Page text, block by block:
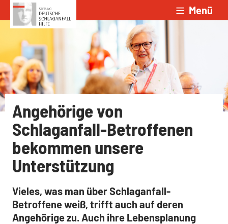
Zum Inhalt springen Menü
Angehörige von
Schlaganfall-Betroffenen
bekommen unsere
Unterstützung
Vieles, was man über Schlaganfall-
Betroffene weiß, trifft auch auf deren
Angehörige zu. Auch ihre Lebensplanung